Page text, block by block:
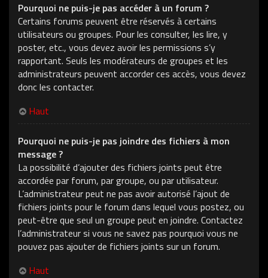
Pourquoi ne puis-je pas accéder à un forum ?
Certains forums peuvent être réservés à certains
utilisateurs ou groupes. Pour les consulter, les lire, y
poster, etc., vous devez avoir les permissions s’y
rapportant. Seuls les modérateurs de groupes et les
administrateurs peuvent accorder ces accès, vous devez
donc les contacter.
Haut
Pourquoi ne puis-je pas joindre des fichiers à mon
message ?
La possibilité d’ajouter des fichiers joints peut être
accordée par forum, par groupe, ou par utilisateur.
L’administrateur peut ne pas avoir autorisé l’ajout de
fichiers joints pour le forum dans lequel vous postez, ou
peut-être que seul un groupe peut en joindre. Contactez
l’administrateur si vous ne savez pas pourquoi vous ne
pouvez pas ajouter de fichiers joints sur un forum.
Haut